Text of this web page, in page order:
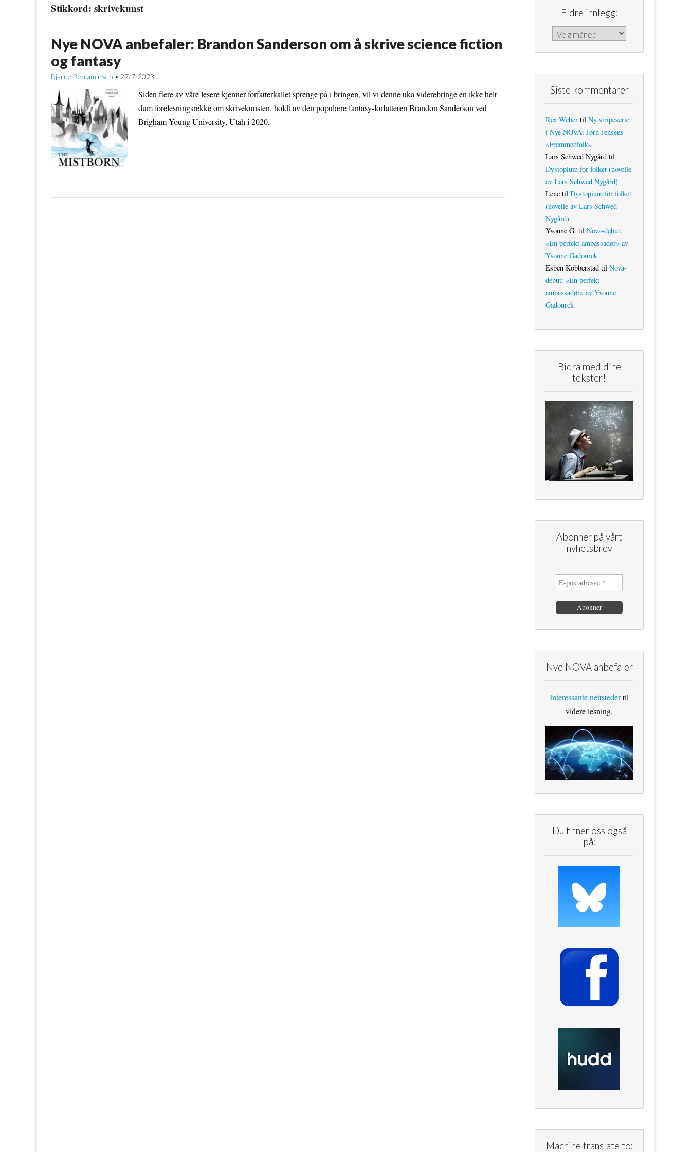
Stikkord: skrivekunst
Nye NOVA anbefaler: Brandon Sanderson om å skrive science fiction
og fantasy
Bjarne Benjaminsen • 27/7-2023
Siden flere av våre lesere kjenner forfatterkallet sprenge på i bringen, vil vi denne uka viderebringe en ikke helt
dum forelesningsrekke om skrivekunsten, holdt av den populære fantasy-forfatteren Brandon Sanderson ved
Brigham Young University, Utah i 2020.
Eldre innlegg:
Eldre innlegg:
Siste kommentarer
Rex Weber til Ny stripeserie
i Nye NOVA: Jørn Jensens
«Fremmedfolk»
Lars Schwed Nygård til
Dystopium for folket (novelle
av Lars Schwed Nygård)
Lene til Dystopium for folket
(novelle av Lars Schwed
Nygård)
Yvonne G. til Nova-debut:
«En perfekt ambassadør» av
Yvonne Gadourek
Esben Kobberstad til Nova-
debut: «En perfekt
ambassadør» av Yvonne
Gadourek
Bidra med dine
tekster!
Abonner på vårt
nyhetsbrev
Nye NOVA anbefaler
Interessante nettstedertil
videre lesning.
Du finner oss også
på:
Machine translate to: